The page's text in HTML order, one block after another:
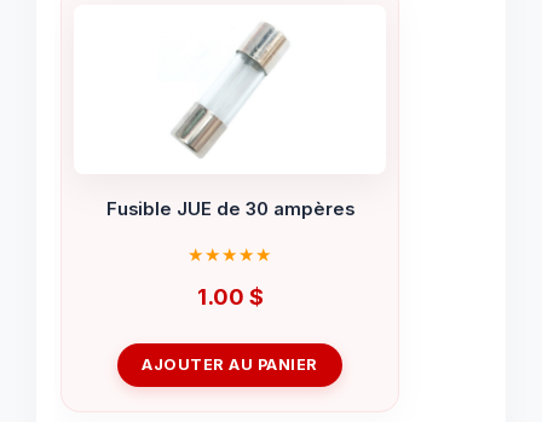
Fusible JUE de 30 ampères
1.00 $
AJOUTER AU PANIER